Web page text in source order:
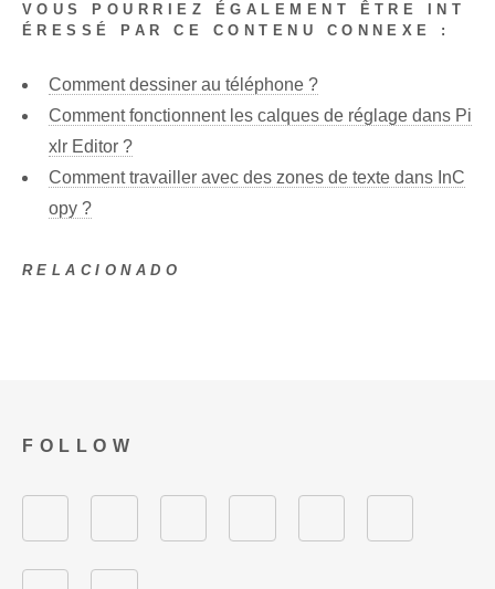
VOUS POURRIEZ ÉGALEMENT ÊTRE INT
ÉRESSÉ PAR CE CONTENU CONNEXE :
Comment dessiner au téléphone ?
Comment fonctionnent les calques de réglage dans Pi
xlr Editor ?
Comment travailler avec des zones de texte dans InC
opy ?
RELACIONADO
FOLLOW